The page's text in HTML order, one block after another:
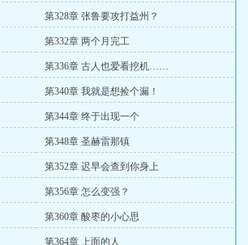
第328章 张鲁要攻打益州？
第332章 两个月完工
第336章 古人也爱看挖机……
第340章 我就是想捡个漏！
第344章 终于出现一个
第348章 圣赫雷那镇
第352章 迟早会查到你身上
第356章 怎么变强？
第360章 酸枣的小心思
第364章 上面的人